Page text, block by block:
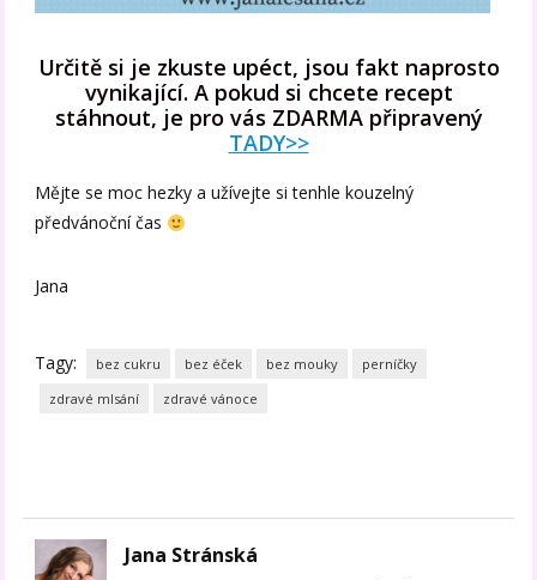
Určitě si je zkuste upéct, jsou fakt naprosto
vynikající. A pokud si chcete recept
stáhnout, je pro vás ZDARMA připravený
TADY>>
Mějte se moc hezky a užívejte si tenhle kouzelný
předvánoční čas
Jana
Tagy: bez cukru bez éček bez mouky
perníčky
zdravé mlsání
zdravé vánoce
Jana Stránská